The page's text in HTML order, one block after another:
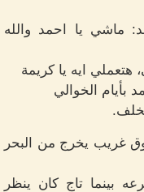
ماشي يا احمد والله
ايه يا كريمة
بأيام الخوالي
غريب يخرج من البحر
تاج كان ينظر